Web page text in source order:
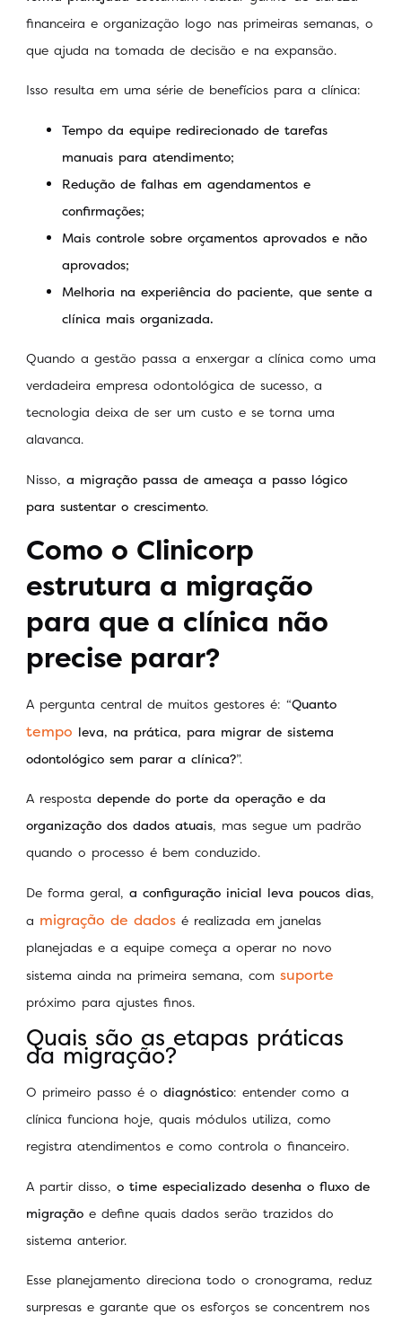
financeira e organização logo nas primeiras semanas, o
que ajuda na tomada de decisão e na expansão.
Isso resulta em uma série de benefícios para a clínica:
Tempo da equipe redirecionado de tarefas
manuais para atendimento;
Redução de falhas em agendamentos e
confirmações;
Mais controle sobre orçamentos aprovados e não
aprovados;
Melhoria na experiência do paciente, que sente a
clínica mais organizada.
Quando a gestão passa a enxergar a clínica como uma
verdadeira empresa odontológica de sucesso, a
tecnologia deixa de ser um custo e se torna uma
alavanca.
Nisso, a migração passa de ameaça a passo lógico
para sustentar o crescimento.
Como o Clinicorp
estrutura a migração
para que a clínica não
precise parar?
A pergunta central de muitos gestores é: “Quanto
tempo leva, na prática, para migrar de sistema
odontológico sem parar a clínica?”.
A resposta depende do porte da operação e da
organização dos dados atuais, mas segue um padrão
quando o processo é bem conduzido.
De forma geral, a configuração inicial leva poucos dias,
a migração de dados é realizada em janelas
planejadas e a equipe começa a operar no novo
sistema ainda na primeira semana, com suporte
próximo para ajustes finos.
Quais são as etapas práticas
da migração?
O primeiro passo é o diagnóstico: entender como a
clínica funciona hoje, quais módulos utiliza, como
registra atendimentos e como controla o financeiro.
A partir disso, o time especializado desenha o fluxo de
migração e define quais dados serão trazidos do
sistema anterior.
Esse planejamento direciona todo o cronograma, reduz
surpresas e garante que os esforços se concentrem nos